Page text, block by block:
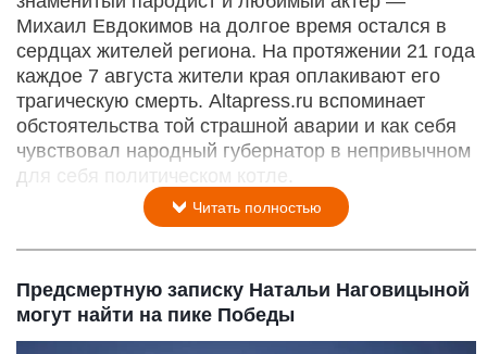
Михаил Евдокимов на долгое время остался в
сердцах жителей региона. На протяжении 21 года
каждое 7 августа жители края оплакивают его
трагическую смерть. Altapress.ru вспоминает
обстоятельства той страшной аварии и как себя
чувствовал народный губернатор в непривычном
для себя политическом котле.
Читать полностью
Предсмертную записку Натальи Наговицыной
могут найти на пике Победы